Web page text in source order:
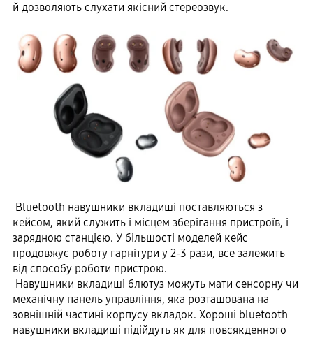
й дозволяють слухати якісний стереозвук.
Bluetooth навушники вкладиші поставляються з
кейсом, який служить і місцем зберігання пристроїв, і
зарядною станцією. У більшості моделей кейс
продовжує роботу гарнітури у 2-3 рази, все залежить
від способу роботи пристрою.
Навушники вкладиші блютуз можуть мати сенсорну чи
механічну панель управління, яка розташована на
зовнішній частині корпусу вкладок. Хороші bluetooth
навушники вкладиші підійдуть як для повсякденного